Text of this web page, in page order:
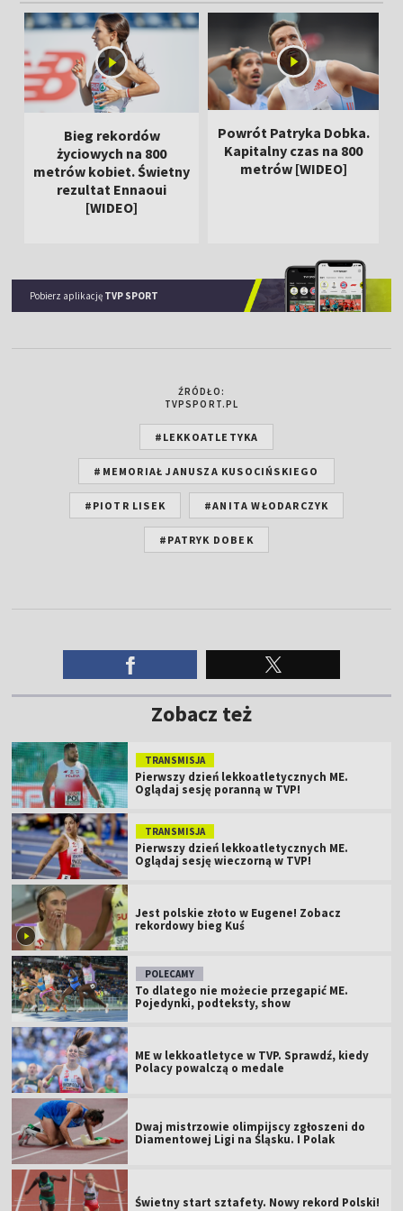
Bieg rekordów
życiowych na 800
metrów kobiet. Świetny
rezultat Ennaoui
[WIDEO]
Powrót Patryka Dobka.
Kapitalny czas na 800
metrów [WIDEO]
Pobierz aplikację TVP SPORT
ŹRÓDŁO:
TVPSPORT.PL
#LEKKOATLETYKA
#MEMORIAŁ JANUSZA KUSOCIŃSKIEGO
#PIOTR LISEK #ANITA WŁODARCZYK
#PATRYK DOBEK
Zobacz też
TRANSMISJA
Pierwszy dzień lekkoatletycznych ME.
Oglądaj sesję poranną w TVP!
TRANSMISJA
Pierwszy dzień lekkoatletycznych ME.
Oglądaj sesję wieczorną w TVP!
Jest polskie złoto w Eugene! Zobacz
rekordowy bieg Kuś
POLECAMY
To dlatego nie możecie przegapić ME.
Pojedynki, podteksty, show
ME w lekkoatletyce w TVP. Sprawdź, kiedy
Polacy powalczą o medale
Dwaj mistrzowie olimpijscy zgłoszeni do
Diamentowej Ligi na Śląsku. I Polak
Świetny start sztafety. Nowy rekord Polski!